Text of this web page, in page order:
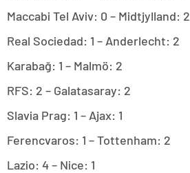
Maccabi Tel Aviv: 0 – Midtjylland: 2
Real Sociedad: 1 – Anderlecht: 2
Karabağ: 1 – Malmö: 2
RFS: 2 – Galatasaray: 2
Slavia Prag: 1 – Ajax: 1
Ferencvaros: 1 – Tottenham: 2
Lazio: 4 – Nice: 1